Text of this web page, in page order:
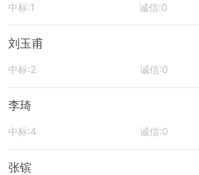
中标:1 诚信:0
刘玉甫
中标:2 诚信:0
李琦
中标:4 诚信:0
张镔